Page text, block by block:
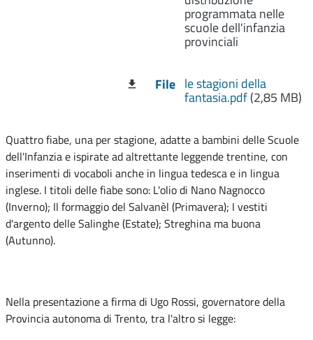
programmata nelle
scuole dell'infanzia
provinciali
File le stagioni della
fantasia.pdf(2,85 MB)
Quattro fiabe, una per stagione, adatte a bambini delle Scuole
dell'Infanzia e ispirate ad altrettante leggende trentine, con
inserimenti di vocaboli anche in lingua tedesca e in lingua
inglese. I titoli delle fiabe sono: L'olio di Nano Nagnocco
(Inverno); Il formaggio del Salvanèl (Primavera); I vestiti
d'argento delle Salinghe (Estate); Streghina ma buona
(Autunno).
Nella presentazione a firma di Ugo Rossi, governatore della
Provincia autonoma di Trento, tra l'altro si legge: